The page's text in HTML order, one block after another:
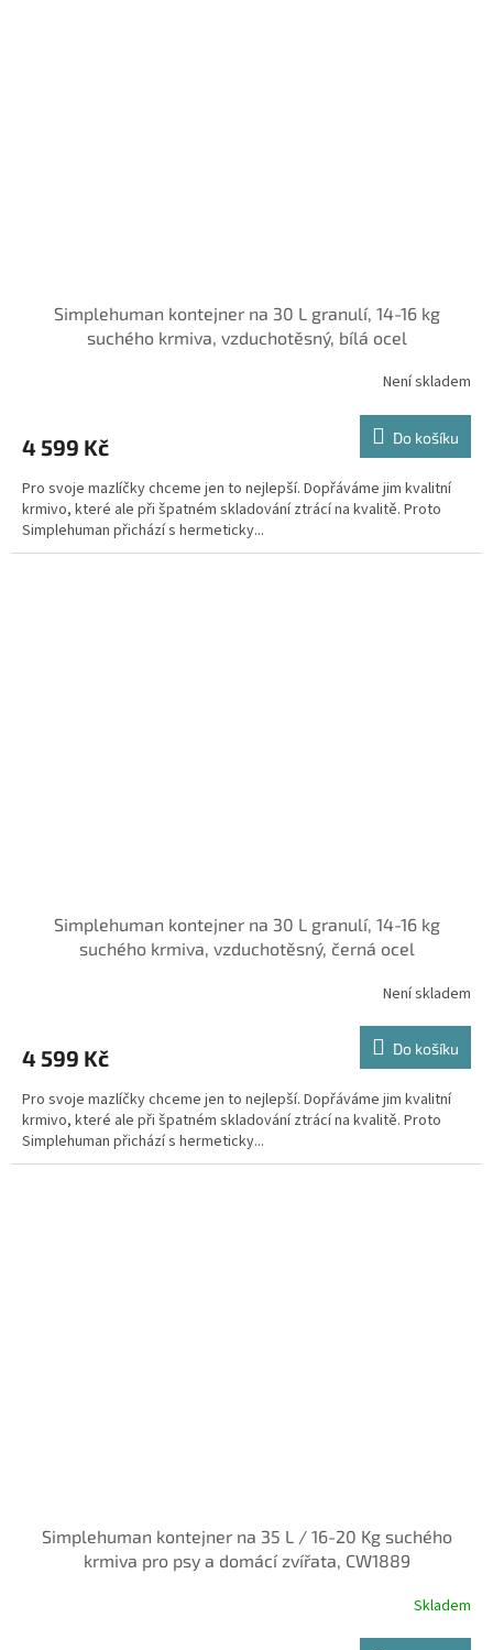
Simplehuman kontejner na 30 L granulí, 14-16 kg
suchého krmiva, vzduchotěsný, bílá ocel
Není skladem
4 599 Kč Do košíku
Pro svoje mazlíčky chceme jen to nejlepší. Dopřáváme jim kvalitní
krmivo, které ale při špatném skladování ztrácí na kvalitě. Proto
Simplehuman přichází s hermeticky...
Simplehuman kontejner na 30 L granulí, 14-16 kg
suchého krmiva, vzduchotěsný, černá ocel
Není skladem
4 599 Kč Do košíku
Pro svoje mazlíčky chceme jen to nejlepší. Dopřáváme jim kvalitní
krmivo, které ale při špatném skladování ztrácí na kvalitě. Proto
Simplehuman přichází s hermeticky...
Simplehuman kontejner na 35 L / 16-20 Kg suchého
krmiva pro psy a domácí zvířata, CW1889
Skladem